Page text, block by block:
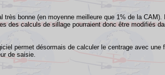
bonne (en moyenne meilleure que 1% de la CAM).
des calculs de sillage pourraient donc être modifiés
permet désormais de calculer le centrage avec une
de saisie.